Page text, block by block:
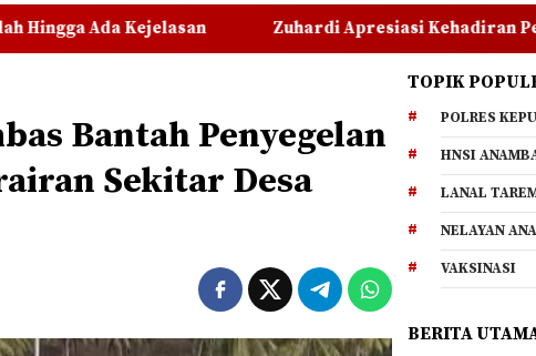
Zuhardi Apresiasi Kehadiran Pekerja PT CSA di RDP,
Bantah Penyegelan
Sekitar Desa
TOPIK
POLRES
HNSI
LANAL
NELAYAN
VAKSINASI
BERITA